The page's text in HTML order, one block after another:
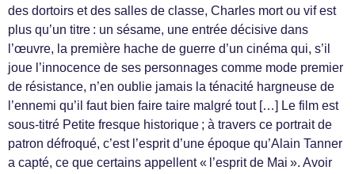
des dortoirs et des salles de classe, Charles mort ou vif est
plus qu’un titre : un sésame, une entrée décisive dans
l’œuvre, la première hache de guerre d’un cinéma qui, s’il
joue l’innocence de ses personnages comme mode premier
de résistance, n’en oublie jamais la ténacité hargneuse de
l’ennemi qu’il faut bien faire taire malgré tout […] Le film est
sous-titré Petite fresque historique ; à travers ce portrait de
patron défroqué, c’est l’esprit d’une époque qu’Alain Tanner
a capté, ce que certains appellent « l’esprit de Mai ». Avoir